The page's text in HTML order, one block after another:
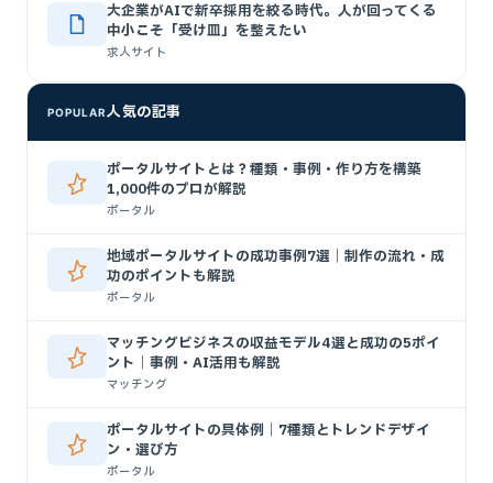
大企業がAIで新卒採用を絞る時代。人が回ってくる
中小こそ「受け皿」を整えたい
求人サイト
POPULAR人気の記事
ポータルサイトとは？種類・事例・作り方を構築
1,000件のプロが解説
ポータル
地域ポータルサイトの成功事例7選｜制作の流れ・成
功のポイントも解説
ポータル
マッチングビジネスの収益モデル4選と成功の5ポイ
ント｜事例・AI活用も解説
マッチング
ポータルサイトの具体例｜7種類とトレンドデザイ
ン・選び方
ポータル